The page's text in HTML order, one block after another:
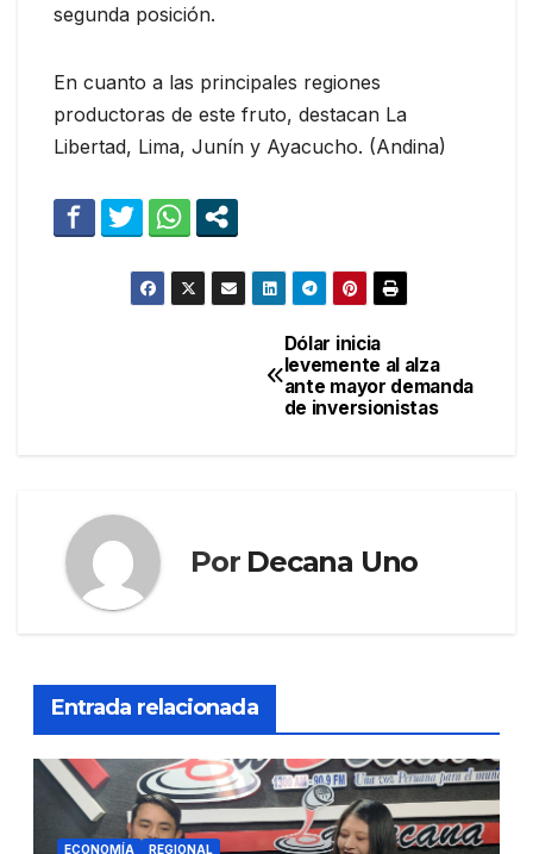
segunda posición.
En cuanto a las principales regiones
productoras de este fruto, destacan La
Libertad, Lima, Junín y Ayacucho. (Andina)
Dólar inicia
levemente al alza
ante mayor demanda
de inversionistas
Por Decana Uno
Entrada relacionada
ECONOMÍA REGIONAL